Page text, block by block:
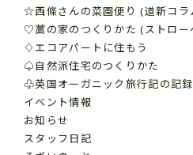
☆西條さんの菜園便り (道新コラ
♡藁の家のつくりかた (ストロー
♢エコアパートに住もう
♤自然派住宅のつくりかた
♧英国オーガニック旅行記の記録
イベント情報
お知らせ
スタッフ日記